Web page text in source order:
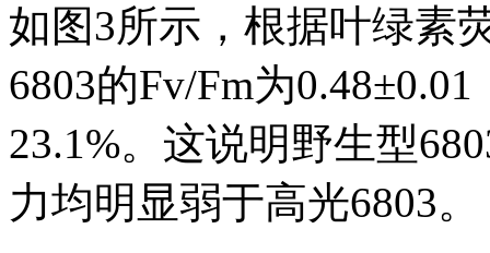
如图3所示，根据叶绿素
6803的Fv/Fm为
23.1%。这说明野生型
力均明显弱于高光6803。